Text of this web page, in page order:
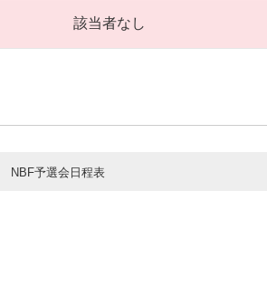
該当者なし
NBF予選会日程表